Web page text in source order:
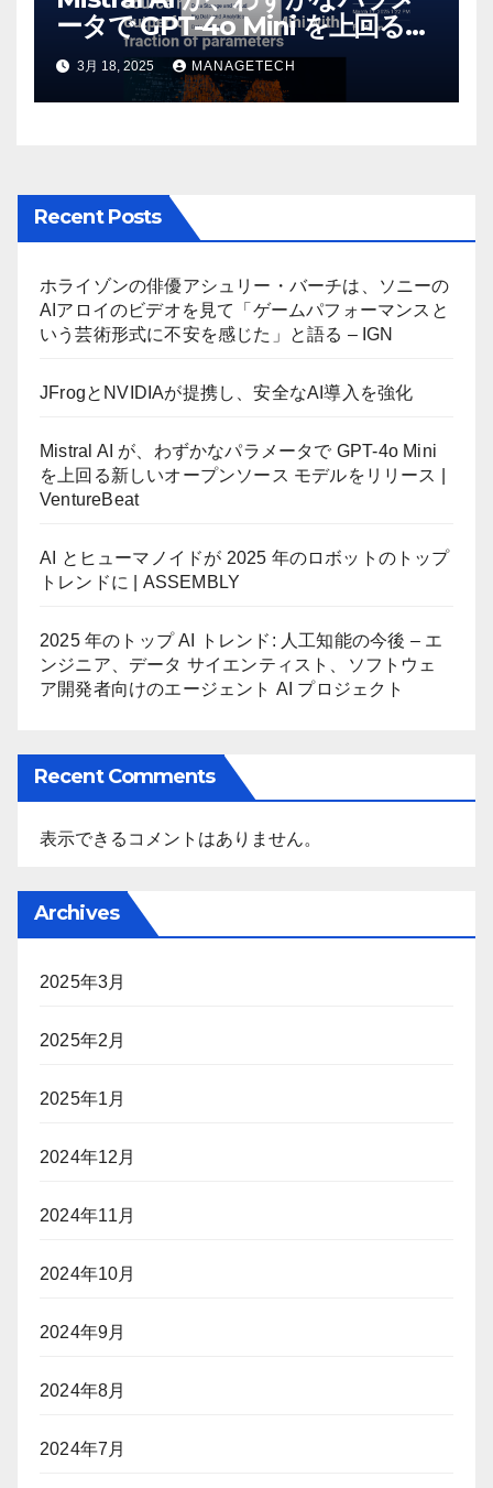
ータで GPT-4o Mini を上回る新
しいオープンソース モデルをリ
リース | VentureBeat
3月 18, 2025 MANAGETECH
Recent Posts
ホライゾンの俳優アシュリー・バーチは、ソニーの
AIアロイのビデオを見て「ゲームパフォーマンスと
いう芸術形式に不安を感じた」と語る – IGN
JFrogとNVIDIAが提携し、安全なAI導入を強化
Mistral AI が、わずかなパラメータで GPT-4o Mini
を上回る新しいオープンソース モデルをリリース |
VentureBeat
AI とヒューマノイドが 2025 年のロボットのトップ
トレンドに | ASSEMBLY
2025 年のトップ AI トレンド: 人工知能の今後 – エ
ンジニア、データ サイエンティスト、ソフトウェ
ア開発者向けのエージェント AI プロジェクト
Recent Comments
表示できるコメントはありません。
Archives
2025年3月
2025年2月
2025年1月
2024年12月
2024年11月
2024年10月
2024年9月
2024年8月
2024年7月